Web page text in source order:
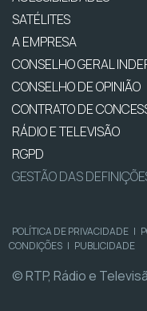
SATÉLITES
A EMPRESA
CONSELHO GERAL
CONSELHO DE OPINIÃO
CONTRATO DE
RÁDIO E TELEVISÃO
RGPD
GESTÃO DAS
POLÍTICA DE PRIVACIDADE |
CONDIÇÕES | PUBLICIDADE
© RTP, Rádio e